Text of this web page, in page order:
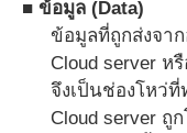
■ ข้อมูล (Data)
ข้อมูลที่ถูกส่งจา
Cloud server ห
จึงเป็นช่องโหว่ที่
Cloud server ถู